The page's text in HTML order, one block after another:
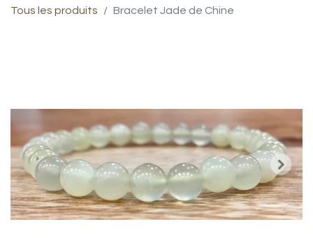
Tous les produits Bracelet Jade de Chine